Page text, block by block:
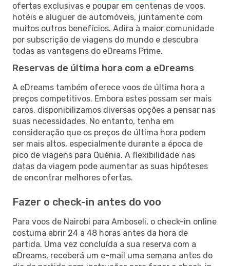
ofertas exclusivas e poupar em centenas de voos,
hotéis e aluguer de automóveis, juntamente com
muitos outros benefícios. Adira à maior comunidade
por subscrição de viagens do mundo e descubra
todas as vantagens do eDreams Prime.
Reservas de última hora com a eDreams
A eDreams também oferece voos de última hora a
preços competitivos. Embora estes possam ser mais
caros, disponibilizamos diversas opções a pensar nas
suas necessidades. No entanto, tenha em
consideração que os preços de última hora podem
ser mais altos, especialmente durante a época de
pico de viagens para Quénia. A flexibilidade nas
datas da viagem pode aumentar as suas hipóteses
de encontrar melhores ofertas.
Fazer o check-in antes do voo
Para voos de Nairobi para Amboseli, o check-in online
costuma abrir 24 a 48 horas antes da hora de
partida. Uma vez concluída a sua reserva com a
eDreams, receberá um e-mail uma semana antes do